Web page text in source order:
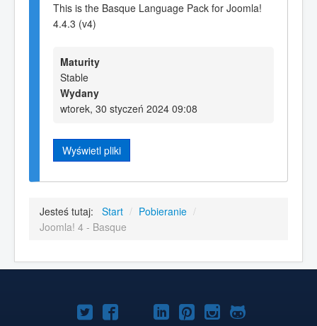
This is the Basque Language Pack for Joomla!
4.4.3 (v4)
Maturity
Stable
Wydany
wtorek, 30 styczeń 2024 09:08
Wyświetl pliki
Jesteś tutaj: Start / Pobieranie /
Joomla! 4 - Basque
Joomla!Joomla!Joomla!
Joomla!Joomla!
Joomla!Joomla!